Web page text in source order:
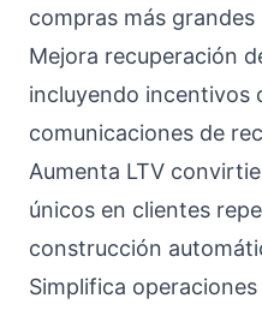
compras más grandes
Mejora recuperación
incluyendo incentivos
comunicaciones de
Aumenta LTV
únicos en clientes
construcción
Simplifica